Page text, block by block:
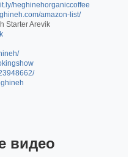
heghinehorganiccoffee
amazon-list/
Starter Arevik
видео